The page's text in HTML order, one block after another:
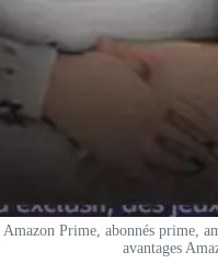
Amazon Prime, abonnés prime,
avantages